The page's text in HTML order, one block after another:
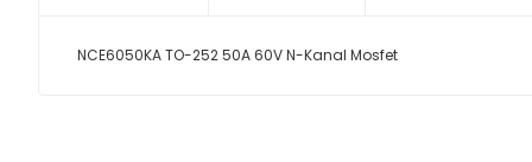
NCE6050KA TO-252 50A 60V N-Kanal Mosfet